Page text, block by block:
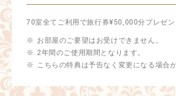
70室全てご利用で旅行券¥50,000分プレゼン
お部屋のご要望はお受けできません。
2年間のご使用期間となります。
こちらの特典は予告なく変更になる場合